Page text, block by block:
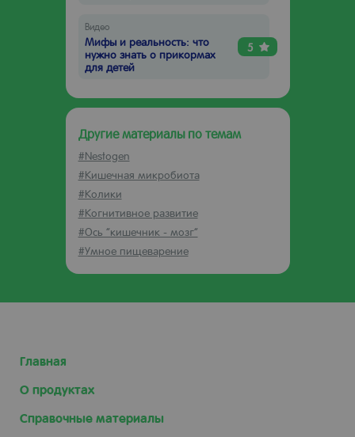
Видео
Мифы и реальность: что
нужно знать о прикормах
для детей
5
Другие материалы по темам
#Nestogen
#Кишечная микробиота
#Колики
#Когнитивное развитие
#Ось “кишечник - мозг”
#Умное пищеварение
Главная
О продуктах
Справочные материалы